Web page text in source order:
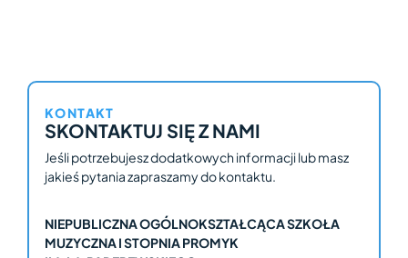
KONTAKT
SKONTAKTUJ SIĘ Z NAMI
Jeśli potrzebujesz dodatkowych informacji lub masz
jakieś pytania zapraszamy do kontaktu.
NIEPUBLICZNA OGÓLNOKSZTAŁCĄCA SZKOŁA
MUZYCZNA I STOPNIA PROMYK